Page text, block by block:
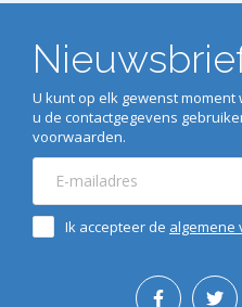
U kunt op elk gewenst
u de contactgegevens
voorwaarden.
Ik accepteer de algemene